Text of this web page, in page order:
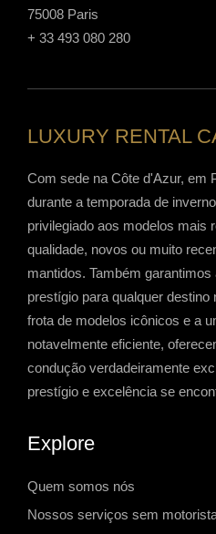
75008 Paris
+ 33 493 080 280
LUXURY RENTAL
Com sede na Côte d'Azur, em
durante a temporada de
privilegiado aos modelos mais
qualidade, novos ou muito
mantidos. Também
prestígio para qualquer
frota de modelos icônicos e a
notavelmente eficiente,
condução verdadeiramente
prestígio e excelência se
Explore
Quem somos nós
Nossos serviços sem